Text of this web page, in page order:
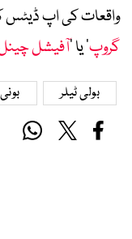
واقعات کی اپ ڈیٹس
گروپ‘ یا ’آفیشل
بولی ٹیلر